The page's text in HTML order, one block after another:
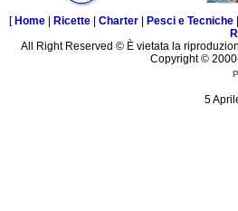
[ Home Ricette Charter Pesci e Tecniche
All Right Reserved © È vietata la
Copyright ©
5